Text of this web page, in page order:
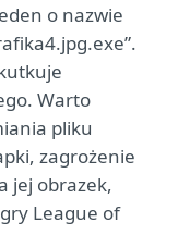
o nazwie
Warto
pliku
zagrożenie
jej obrazek,
League of